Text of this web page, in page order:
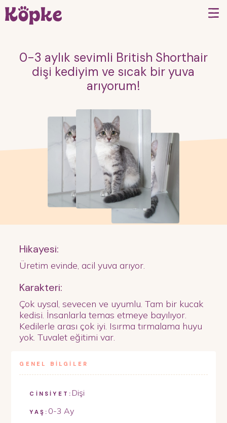
0-3 aylık sevimli British Shorthair
dişi kediyim ve sıcak bir yuva
arıyorum!
Hikayesi:
Üretim evinde, acil yuva arıyor.
Karakteri:
Çok uysal, sevecen ve uyumlu. Tam bir kucak
kedisi. İnsanlarla temas etmeye bayılıyor.
Kedilerle arası çok iyi. Isırma tırmalama huyu
yok. Tuvalet eğitimi var.
GENEL BİLGİLER
CİNSİYET: Dişi
YAŞ: 0-3 Ay